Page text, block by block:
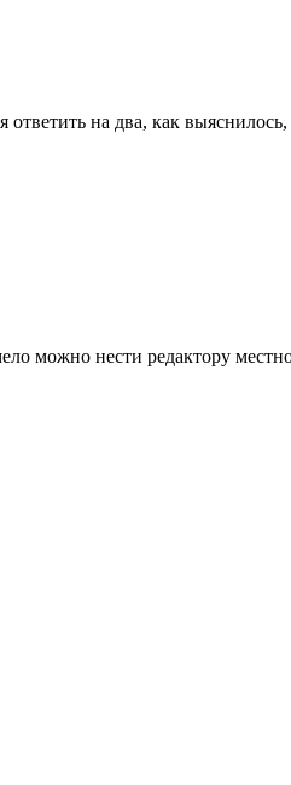
на два, как
можно нести редактору